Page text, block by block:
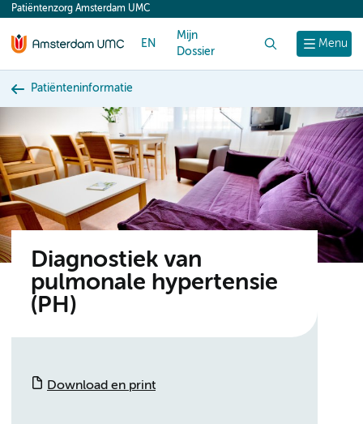
content
Menu
Patiëntenzorg Amsterdam UMC
EN
Mijn
Dossier
Patiënteninformatie
Diagnostiek van
pulmonale hypertensie
(PH)
Download en print